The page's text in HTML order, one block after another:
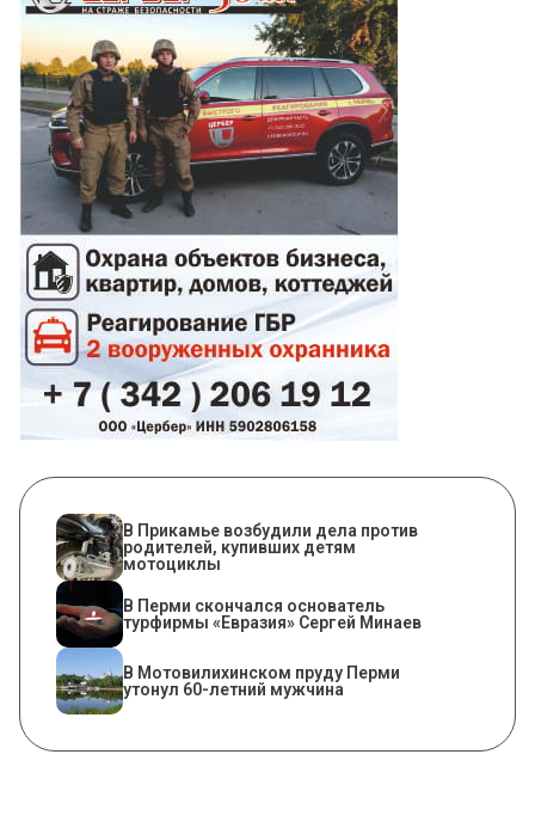
В Прикамье возбудили дела против
родителей, купивших детям
мотоциклы
В Перми скончался основатель
турфирмы «Евразия» Сергей Минаев
В Мотовилихинском пруду Перми
утонул 60-летний мужчина